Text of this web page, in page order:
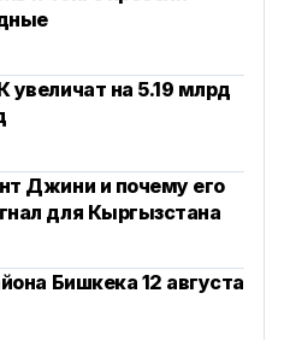
увеличат на 5.19 млрд
Джини и почему его
для Кыргызстана
Бишкека 12 августа